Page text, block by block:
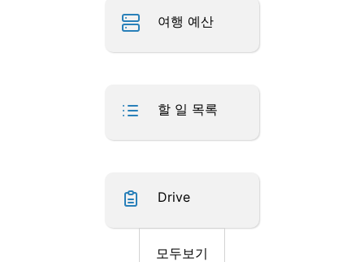
여행 예산
할 일 목록
Drive
모두보기